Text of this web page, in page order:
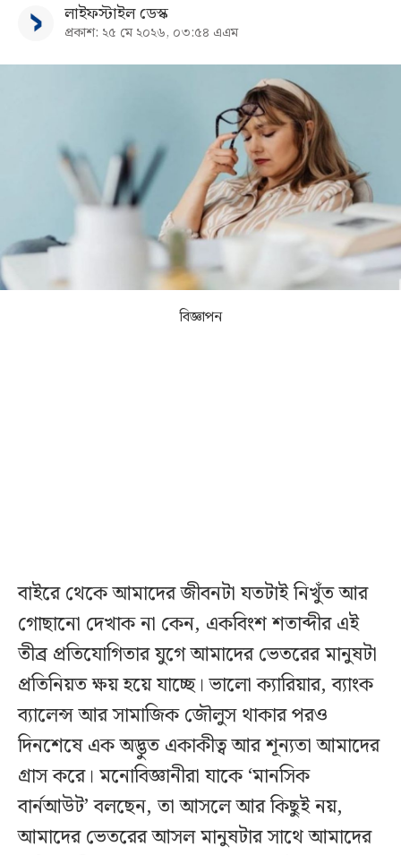
বিভাগ
কনভার্টার
লাইফস্টাইল ডেস্ক
প্রকাশ: ২৫ মে ২০২৬, ০৩:৫৪ এএম
বিজ্ঞাপন
বাইরে থেকে আমাদের জীবনটা যতটাই নিখুঁত আর
গোছানো দেখাক না কেন, একবিংশ শতাব্দীর এই
তীব্র প্রতিযোগিতার যুগে আমাদের ভেতরের মানুষটা
প্রতিনিয়ত ক্ষয় হয়ে যাচ্ছে। ভালো ক্যারিয়ার, ব্যাংক
ব্যালেন্স আর সামাজিক জৌলুস থাকার পরও
দিনশেষে এক অদ্ভুত একাকীত্ব আর শূন্যতা আমাদের
গ্রাস করে। মনোবিজ্ঞানীরা যাকে ‘মানসিক
বার্নআউট’ বলছেন, তা আসলে আর কিছুই নয়,
আমাদের ভেতরের আসল মানুষটার সাথে আমাদের